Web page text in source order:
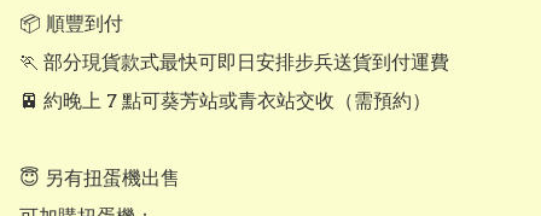
📦 順豐到付
🏃 部分現貨款式最快可即日安排步兵送貨到付運費
🚈 約晚上 7 點可葵芳站或青衣站交收（需預約）
😇 另有扭蛋機出售